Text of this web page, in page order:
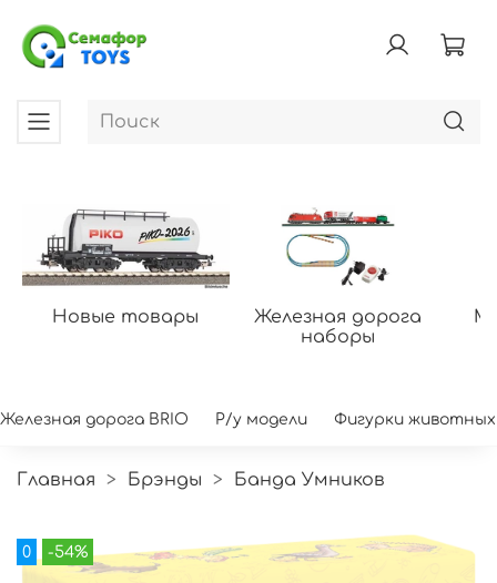
Новые товары
Железная дорога
наборы
Железная дорога BRIO Р/у модели Фигурки животных
Главная Брэнды Банда Умников
0 -54%